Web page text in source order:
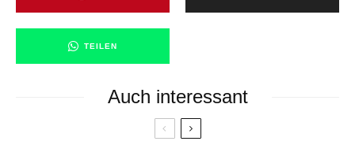
TEILEN
Auch interessant